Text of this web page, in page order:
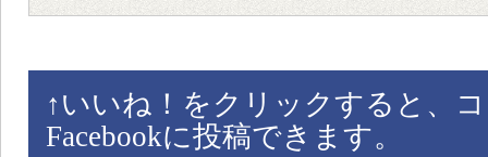
↑ いいね！をクリックすると、
Facebookに投稿できます。